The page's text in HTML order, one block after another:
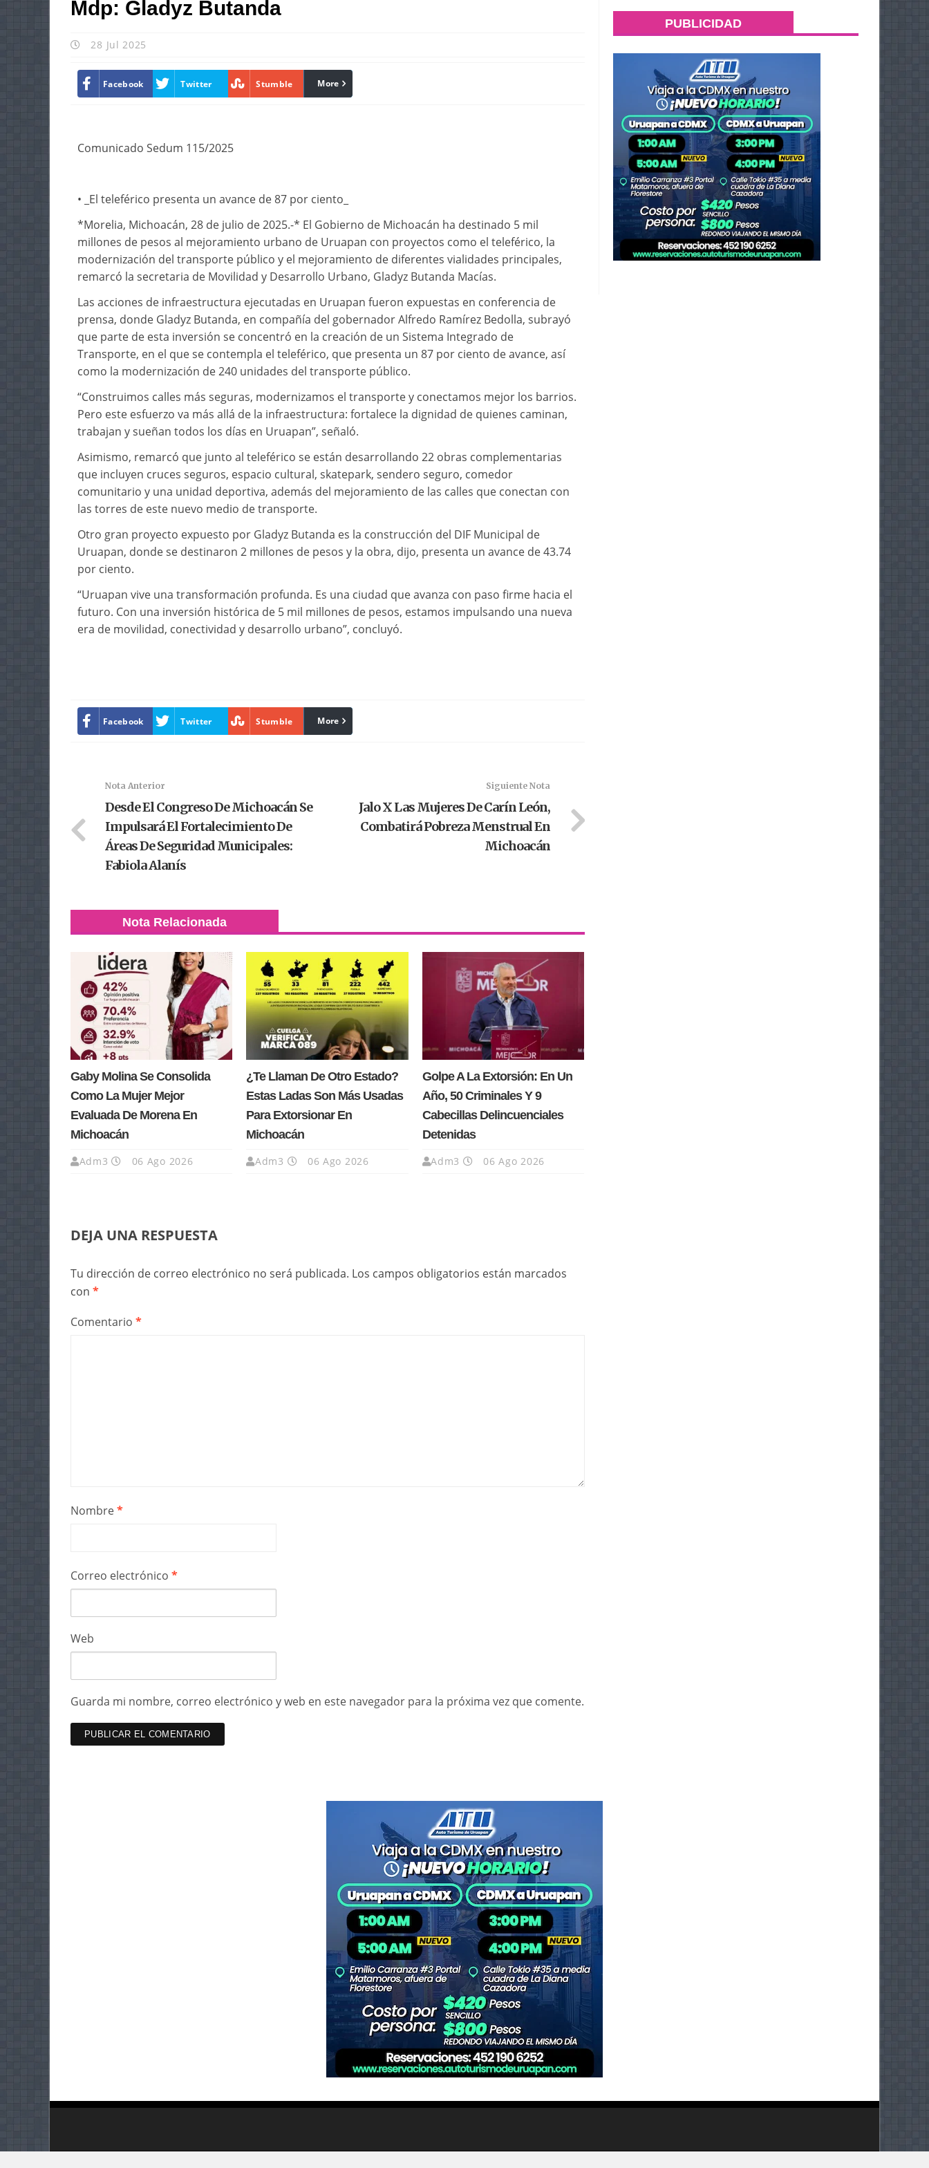
Mdp: Gladyz Butanda
28 Jul 2025
Facebook Twitter Stumble linkedin
More
Comunicado Sedum 115/2025
• _El teleférico presenta un avance de 87 por ciento_
*Morelia, Michoacán, 28 de julio de 2025.-* El Gobierno de Michoacán ha destinado 5 mil
millones de pesos al mejoramiento urbano de Uruapan con proyectos como el teleférico, la
modernización del transporte público y el mejoramiento de diferentes vialidades principales,
remarcó la secretaria de Movilidad y Desarrollo Urbano, Gladyz Butanda Macías.
Las acciones de infraestructura ejecutadas en Uruapan fueron expuestas en conferencia de
prensa, donde Gladyz Butanda, en compañía del gobernador Alfredo Ramírez Bedolla, subrayó
que parte de esta inversión se concentró en la creación de un Sistema Integrado de
Transporte, en el que se contempla el teleférico, que presenta un 87 por ciento de avance, así
como la modernización de 240 unidades del transporte público.
“Construimos calles más seguras, modernizamos el transporte y conectamos mejor los barrios.
Pero este esfuerzo va más allá de la infraestructura: fortalece la dignidad de quienes caminan,
trabajan y sueñan todos los días en Uruapan”, señaló.
Asimismo, remarcó que junto al teleférico se están desarrollando 22 obras complementarias
que incluyen cruces seguros, espacio cultural, skatepark, sendero seguro, comedor
comunitario y una unidad deportiva, además del mejoramiento de las calles que conectan con
las torres de este nuevo medio de transporte.
Otro gran proyecto expuesto por Gladyz Butanda es la construcción del DIF Municipal de
Uruapan, donde se destinaron 2 millones de pesos y la obra, dijo, presenta un avance de 43.74
por ciento.
“Uruapan vive una transformación profunda. Es una ciudad que avanza con paso firme hacia el
futuro. Con una inversión histórica de 5 mil millones de pesos, estamos impulsando una nueva
era de movilidad, conectividad y desarrollo urbano”, concluyó.
Facebook Twitter Stumble linkedin
More
Nota Anterior
Desde El Congreso De Michoacán Se
Impulsará El Fortalecimiento De
Áreas De Seguridad Municipales:
Fabiola Alanís
Siguiente Nota
Jalo X Las Mujeres De Carín León,
Combatirá Pobreza Menstrual En
Michoacán
Nota Relacionada
Gaby Molina Se Consolida
Como La Mujer Mejor
Evaluada De Morena En
Michoacán
Adm3 06 Ago 2026
¿Te Llaman De Otro Estado?
Estas Ladas Son Más Usadas
Para Extorsionar En
Michoacán
Adm3 06 Ago 2026
Golpe A La Extorsión: En Un
Año, 50 Criminales Y 9
Cabecillas Delincuenciales
Detenidas
Adm3 06 Ago 2026
DEJA UNA RESPUESTA
Tu dirección de correo electrónico no será publicada. Los campos obligatorios están marcados
con *
Comentario *
Nombre*
Correo electrónico *
Web
Guarda mi nombre, correo electrónico y web en este navegador para la próxima vez que comente.
PUBLICIDAD